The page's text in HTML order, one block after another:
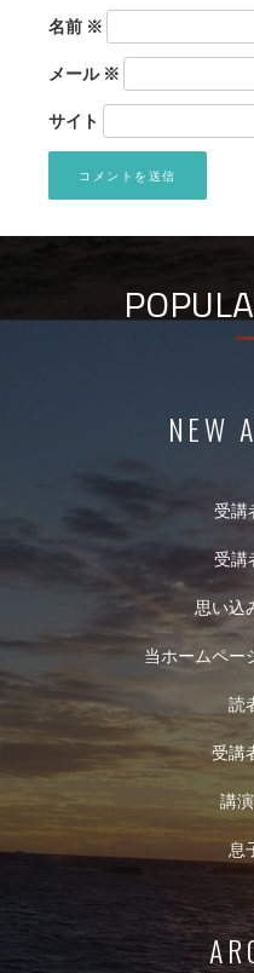
名前 ※
メール※
サイト
NEW
受講
受講
思い込
当ホームペー
読
受
講
息